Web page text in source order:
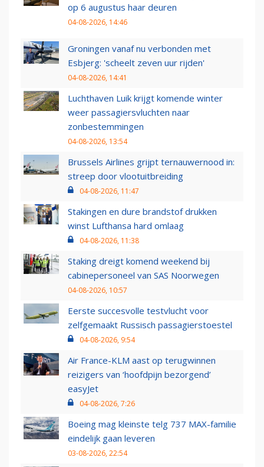
op 6 augustus haar deuren
04-08-2026, 14:46
Groningen vanaf nu verbonden met
Esbjerg: 'scheelt zeven uur rijden'
04-08-2026, 14:41
Luchthaven Luik krijgt komende winter
weer passagiersvluchten naar
zonbestemmingen
04-08-2026, 13:54
Brussels Airlines grijpt ternauwernood in:
streep door vlootuitbreiding
04-08-2026, 11:47
Stakingen en dure brandstof drukken
winst Lufthansa hard omlaag
04-08-2026, 11:38
Staking dreigt komend weekend bij
cabinepersoneel van SAS Noorwegen
04-08-2026, 10:57
Eerste succesvolle testvlucht voor
zelfgemaakt Russisch passagierstoestel
04-08-2026, 9:54
Air France-KLM aast op terugwinnen
reizigers van ‘hoofdpijn bezorgend’
easyJet
04-08-2026, 7:26
Boeing mag kleinste telg 737 MAX-familie
eindelijk gaan leveren
03-08-2026, 22:54